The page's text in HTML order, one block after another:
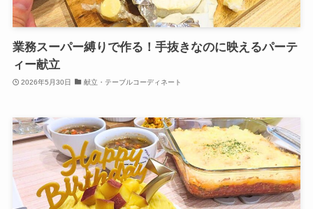
業務スーパー縛りで作る！手抜きなのに映えるパーテ
ィー献立
2026年5月30日 献立・テーブルコーディネート